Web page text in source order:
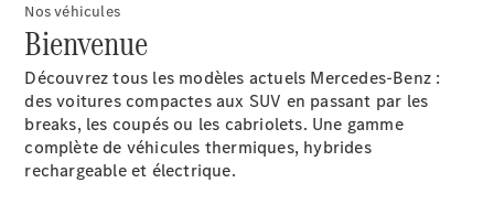
Après-Vente
Nos véhicules
Bienvenue
Découvrez tous les modèles actuels Mercedes-Benz :
des voitures compactes aux SUV en passant par les
breaks, les coupés ou les cabriolets. Une gamme
complète de véhicules thermiques, hybrides
rechargeable et électrique.